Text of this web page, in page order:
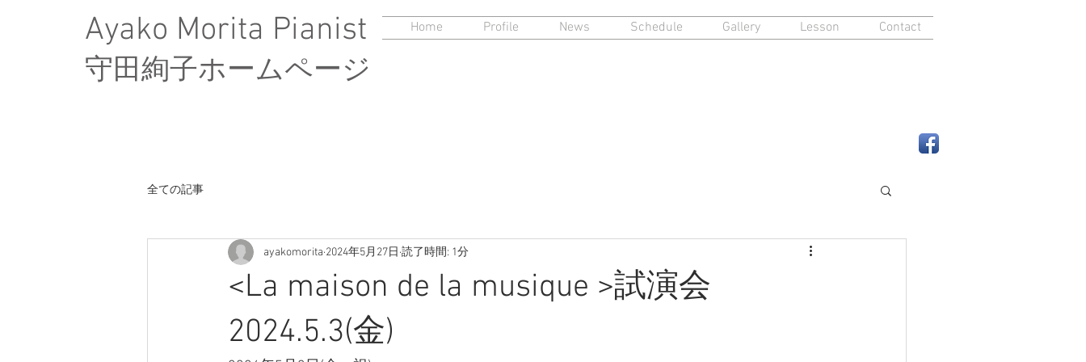
Ayako Morita Pianist
​守田絢子ホームページ
Home Profile News Schedule Gallery Lesson Contact
全ての記事
<La maison de la musique >試演会
2024.5.3(金)
ayakomorita 2024年5月27日 読了時間: 1分